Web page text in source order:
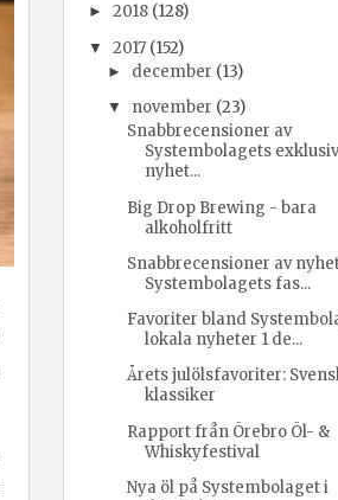
►2018 (128)
▼ 2017 (152)
► december (13)
▼ november (23)
Snabbrecensioner av
Systembolagets
nyhet...
Big Drop Brewing - bara
alkoholfritt
Snabbrecensioner av
Systembolagets fas...
Favoriter bland
lokala nyheter 1 de...
Årets julölsfavoriter:
klassiker
Rapport från Örebro Öl- &
Whiskyfestival
Nya öl på Systembolaget i